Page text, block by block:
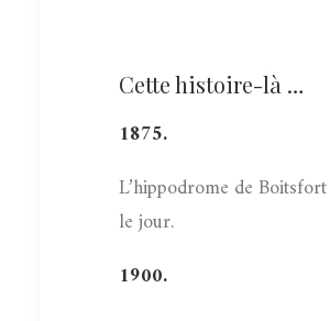
Cette histoire-là …
1875.
L’hippodrome de
le jour.
1900.